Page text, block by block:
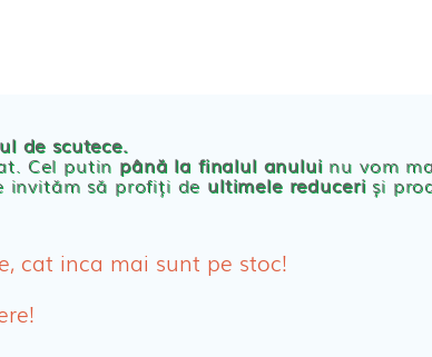
Absorbante
Absorbante Post-Natale
Absorbante Incontinenta Urinara
de scutece.
Cel putin până la finalul anuluinu vom
invităm să profiți de ultimele reduceriși
cat inca mai sunt pe stoc!